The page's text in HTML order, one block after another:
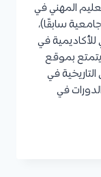
المهني في
سابقًا)،
للأكاديمية في
بموقع
في
في